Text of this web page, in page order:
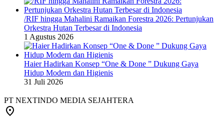
/RIF hingga Mahalini Ramaikan Forestra 2026: Pertunjukan
Orkestra Hutan Terbesar di Indonesia
1 Agustus 2026
Haier Hadirkan Konsep “One & Done ” Dukung Gaya
Hidup Modern dan Higienis
31 Juli 2026
PT NEXTINDO MEDIA SEJAHTERA